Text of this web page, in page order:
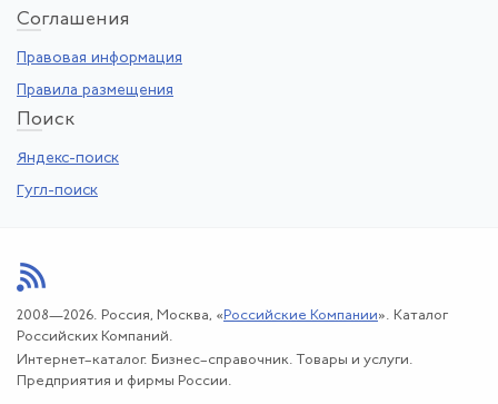
Соглашения
Правовая информация
Правила размещения
Поиск
Яндекс-поиск
Гугл-поиск
2008—2026. Россия, Москва, « Российские Компании». Каталог
Российских Компаний.
Интернет–каталог. Бизнес–справочник. Товары и услуги.
Предприятия и фирмы России.